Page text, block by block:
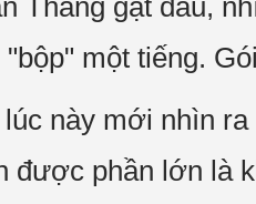
Thăng gật đầu,
một tiếng.
này mới nhìn
được phần lớn là